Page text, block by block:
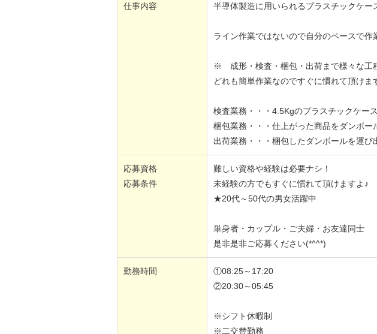
仕事内容 半導体製造に用いられるプラスチックケー
ライン作業ではないので自分のペースで
※ 成形・検査・梱包・出荷まで様々な工
どれも簡単作業なのですぐに慣れて頂けま
検査業務・・・4.5Kgのプラスチックケー
梱包業務・・・仕上がった商品をダンボー
出荷業務・・・梱包したダンボールを運び
応募資格
応募条件
難しい資格や経験は必要ナシ！
未経験の方でもすぐに慣れて頂けますよ♪
★20代～50代の男女活躍中
単身者・カップル・ご夫婦・お友達同士
是非是非ご応募ください(*^^*)
勤務時間
①08:25～17:20
②20:30～05:45
※シフト休暇制
※二交替勤務